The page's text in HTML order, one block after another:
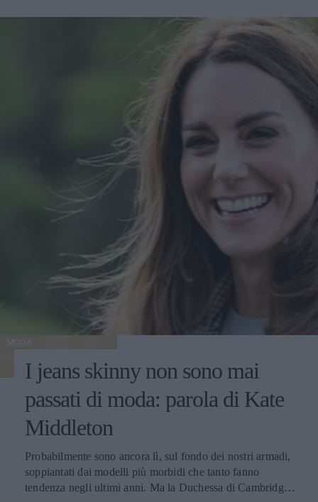
MODA
I jeans skinny non sono mai
passati di moda: parola di Kate
Middleton
Probabilmente sono ancora lì, sul fondo dei nostri armadi,
soppiantati dai modelli più morbidi che tanto fanno
tendenza negli ultimi anni. Ma la Duchessa di Cambridge